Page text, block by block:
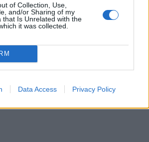
of Collection, Use,
and/or Sharing of my
that Is Unrelated with the
it was collected.
Data Access Privacy Policy
(NUTSII)» για τη βελτίωση
σε επίπεδο Περιφέρειας.
Κατά το έτος 2022 η έρευνα
τελικό δείγμα 10.202 νοικοκυριών
των νοικοκυριών αυτών, εκ των
16 ετών και άνω.